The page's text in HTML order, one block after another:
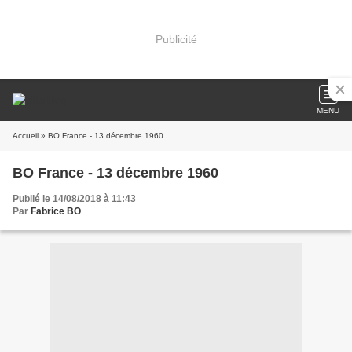
Publicité
MENU
Accueil » BO France - 13 décembre 1960
BO France - 13 décembre 1960
Publié le 14/08/2018 à 11:43
Par Fabrice BO